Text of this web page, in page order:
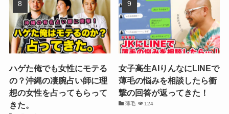
ハゲた俺でも女性にモテる
の？沖縄の凄腕占い師に理
想の女性を占ってもらって
きた。
女子高生AIりんなにLINEで
薄毛の悩みを相談したら衝
撃の回答が返ってきた！
薄毛 124